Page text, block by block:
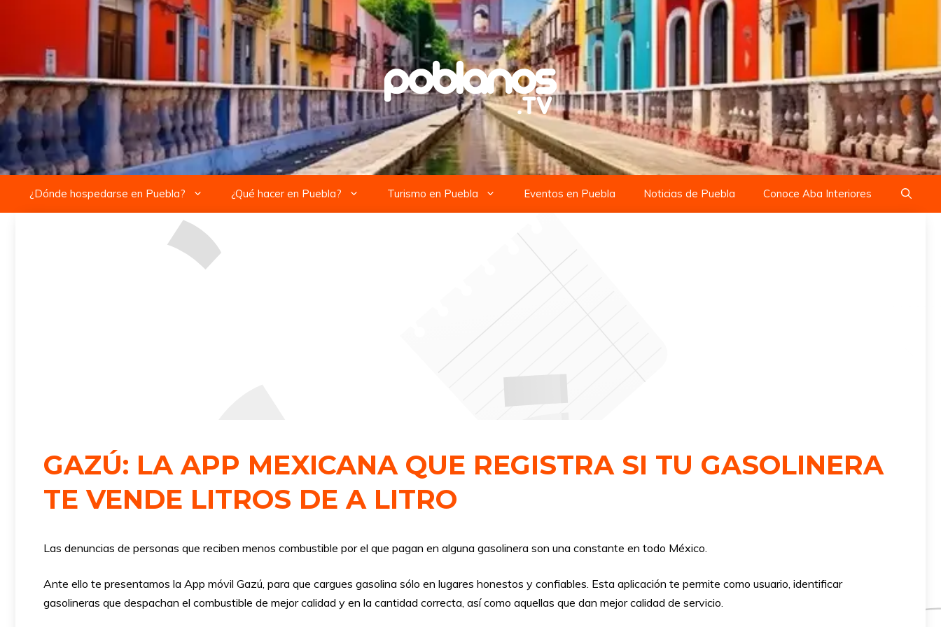
contenido
¿Dónde hospedarse en Puebla? ¿Qué hacer en Puebla? Turismo en Puebla Eventos en Puebla Noticias de Puebla Conoce Aba Interiores
GAZÚ: LA APP MEXICANA QUE REGISTRA SI TU GASOLINERA
TE VENDE LITROS DE A LITRO
Las denuncias de personas que reciben menos combustible por el que pagan en alguna gasolinera son una constante en todo México.
Ante ello te presentamos la App móvil Gazú, para que cargues gasolina sólo en lugares honestos y confiables. Esta aplicación te permite como usuario, identificar
gasolineras que despachan el combustible de mejor calidad y en la cantidad correcta, así como aquellas que dan mejor calidad de servicio.